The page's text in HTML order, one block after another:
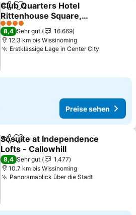
TeilenZu Favoriten hinzufügen
Club Quarters Hotel
Rittenhouse Square,
Philadelphia
4 Sterne
8,4 Sehr gut
16.669
12.3 km bis Wissinoming
Erstklassige Lage in Center City
Preise sehen
TeilenZu Favoriten hinzufügen
Sosuite at Independence
Lofts - Callowhill
8,4 Sehr gut
1.477
10.7 km bis Wissinoming
Panoramablick über die Stadt